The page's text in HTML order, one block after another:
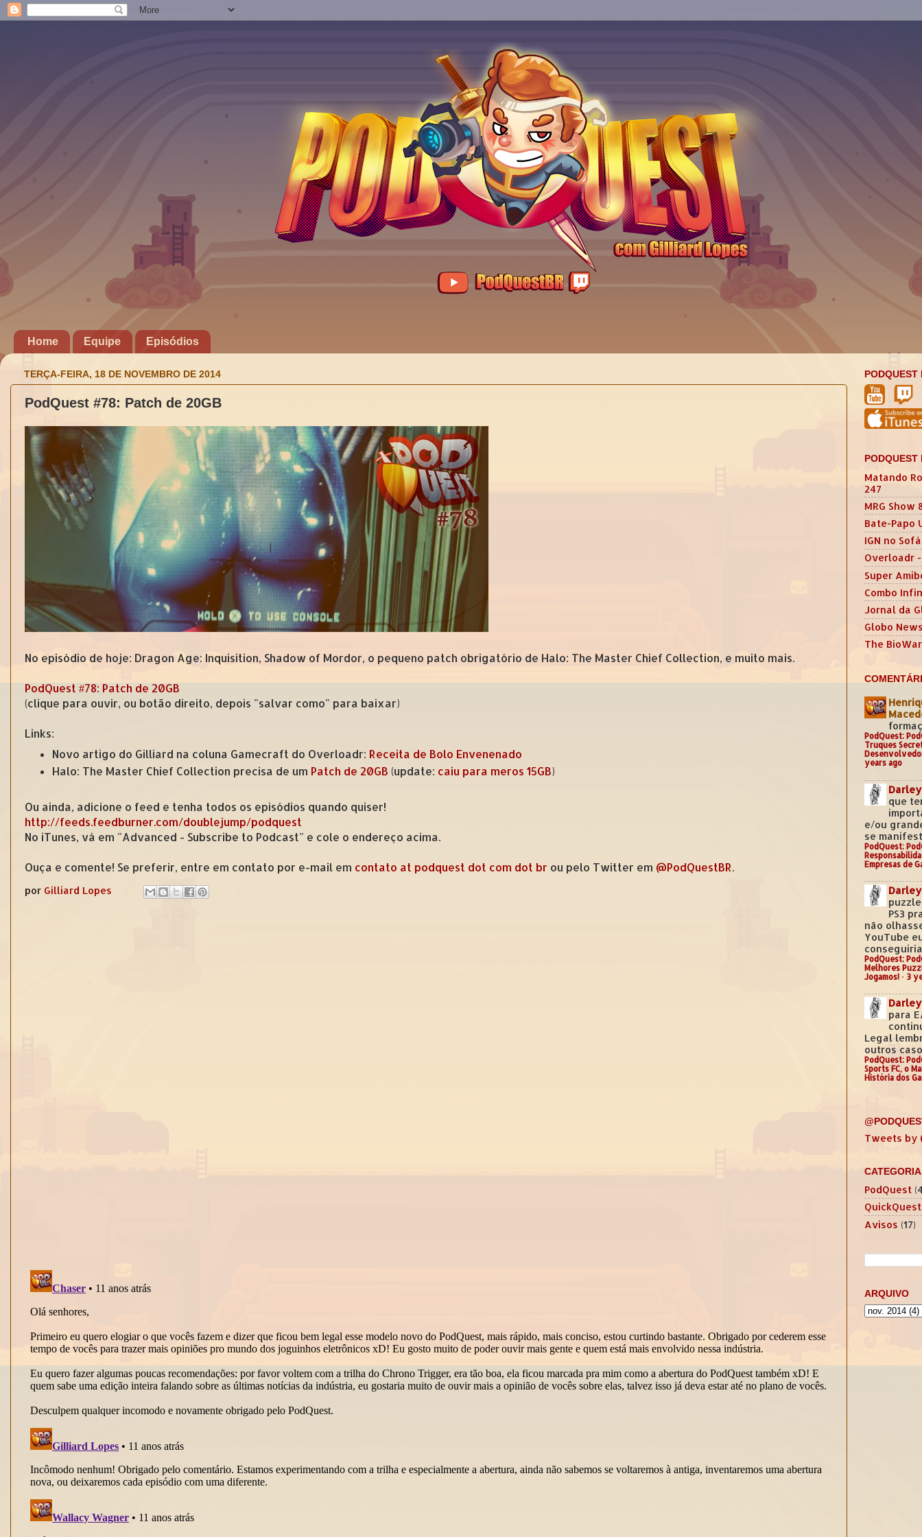
Home Equipe Episódios
TERÇA-FEIRA, 18 DE NOVEMBRO DE 2014
PodQuest #78: Patch de 20GB
No episódio de hoje: Dragon Age: Inquisition, Shadow of Mordor, o pequeno patch obrigatório de Halo: The Master Chief Collection, e muito mais.
PodQuest #78: Patch de 20GB
(clique para ouvir, ou botão direito, depois "salvar como" para baixar)
Links:
Novo artigo do Gilliard na coluna Gamecraft do Overloadr: Receita de Bolo Envenenado
Halo: The Master Chief Collection precisa de um Patch de 20GB (update: caiu para meros 15GB)
Ou ainda, adicione o feed e tenha todos os episódios quando quiser!
http://feeds.feedburner.com/doublejump/podquest
No iTunes, vá em "Advanced - Subscribe to Podcast" e cole o endereço acima.
Ouça e comente! Se preferir, entre em contato por e-mail em contato at podquest dot com dot br ou pelo Twitter em @PodQuestBR.
por Gilliard Lopes
PODQUEST
PODQUEST
Matando
247
MRG Show
Bate-Papo
IGN no Sofá
Overloadr
Super
Combo
Jornal da
Globo
The
PodQuest:
Truques
years ago
que
e/ou
se
PodQuest:
Empresas de
PS3
não
YouTube
PodQuest:
Melhores
Jogamos! · 3
para
Legal
outros
PodQuest:
Sports FC, o
História dos
Tweets by
PodQuest
QuickQuest
Avisos (17)
ARQUIVO